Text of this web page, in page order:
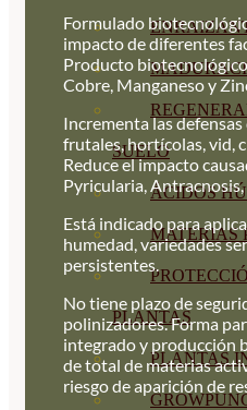
SUELO
ÁCIDOS
MATERIAS
PLANTAS
PLANTAS
Formulado
impacto de diferentes
Producto
Cobre, Manganeso y
Incrementa las
frutales, hortícolas, vid,
Reduce el impacto
Pyricularia,
Está indicado para
humedad, variedades
persistentes.
No tiene plazo de
polinizadores. Forma
integrado y producción
de total de materias
riesgo de aparición de